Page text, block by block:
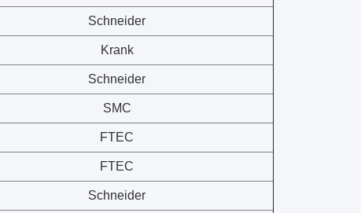
Schneider
Krank
Schneider
SMC
FTEC
FTEC
Schneider